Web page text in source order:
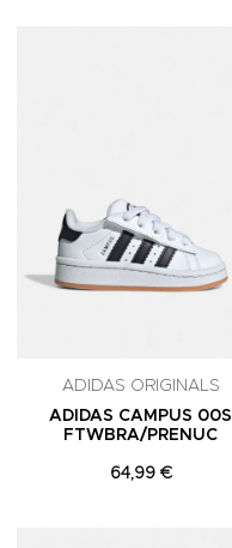
ADIDAS ORIGINALS
ADIDAS CAMPUS 00S
FTWBRA/PRENUC
64,99 €